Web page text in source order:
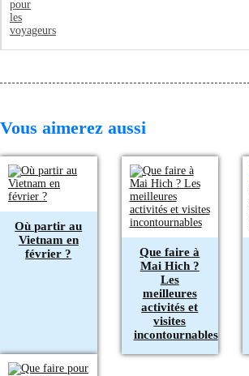
Vous aimerez aussi
Où partir au
Vietnam en
février ?
Que faire à
Mai Hich ?
Les
meilleures
activités et
visites
incontournables